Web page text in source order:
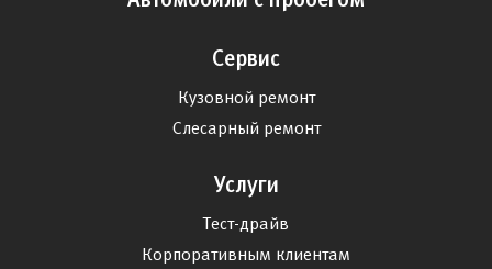
Сервис
Кузовной ремонт
Слесарный ремонт
Услуги
Тест-драйв
Корпоративным клиентам